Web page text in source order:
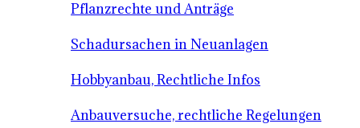
Pflanzrechte und Anträge
Schadursachen in Neuanlagen
Hobbyanbau, Rechtliche Infos
Anbauversuche, rechtliche Regelungen